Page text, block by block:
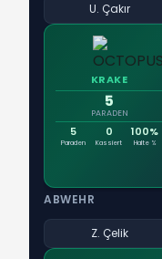
U. Çakır
KRAKE
5
PARADEN
5
Paraden
0
Kassiert
100%
Halte %
ABWEHR
Z. Çelik